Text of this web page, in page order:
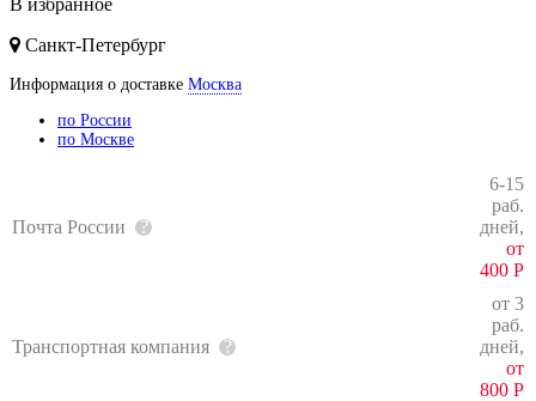
Санкт-Петербург
Информация о доставке Москва
по России
по Москве
Почта России
6-15
раб.
дней,
от
400 Р
Транспортная компания
от 3
раб.
дней,
от
800 Р